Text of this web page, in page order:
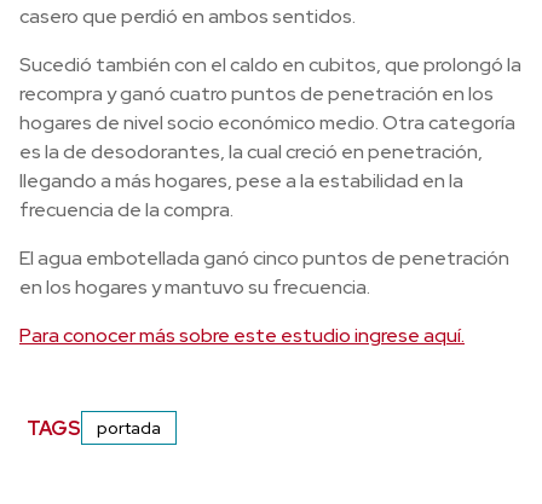
casero que perdió en ambos sentidos.
Sucedió también con el caldo en cubitos, que prolongó la
recompra y ganó cuatro puntos de penetración en los
hogares de nivel socio económico medio. Otra categoría
es la de desodorantes, la cual creció en penetración,
llegando a más hogares, pese a la estabilidad en la
frecuencia de la compra.
El agua embotellada ganó cinco puntos de penetración
en los hogares y mantuvo su frecuencia.
Para conocer más sobre este estudio ingrese aquí.
TAGS portada